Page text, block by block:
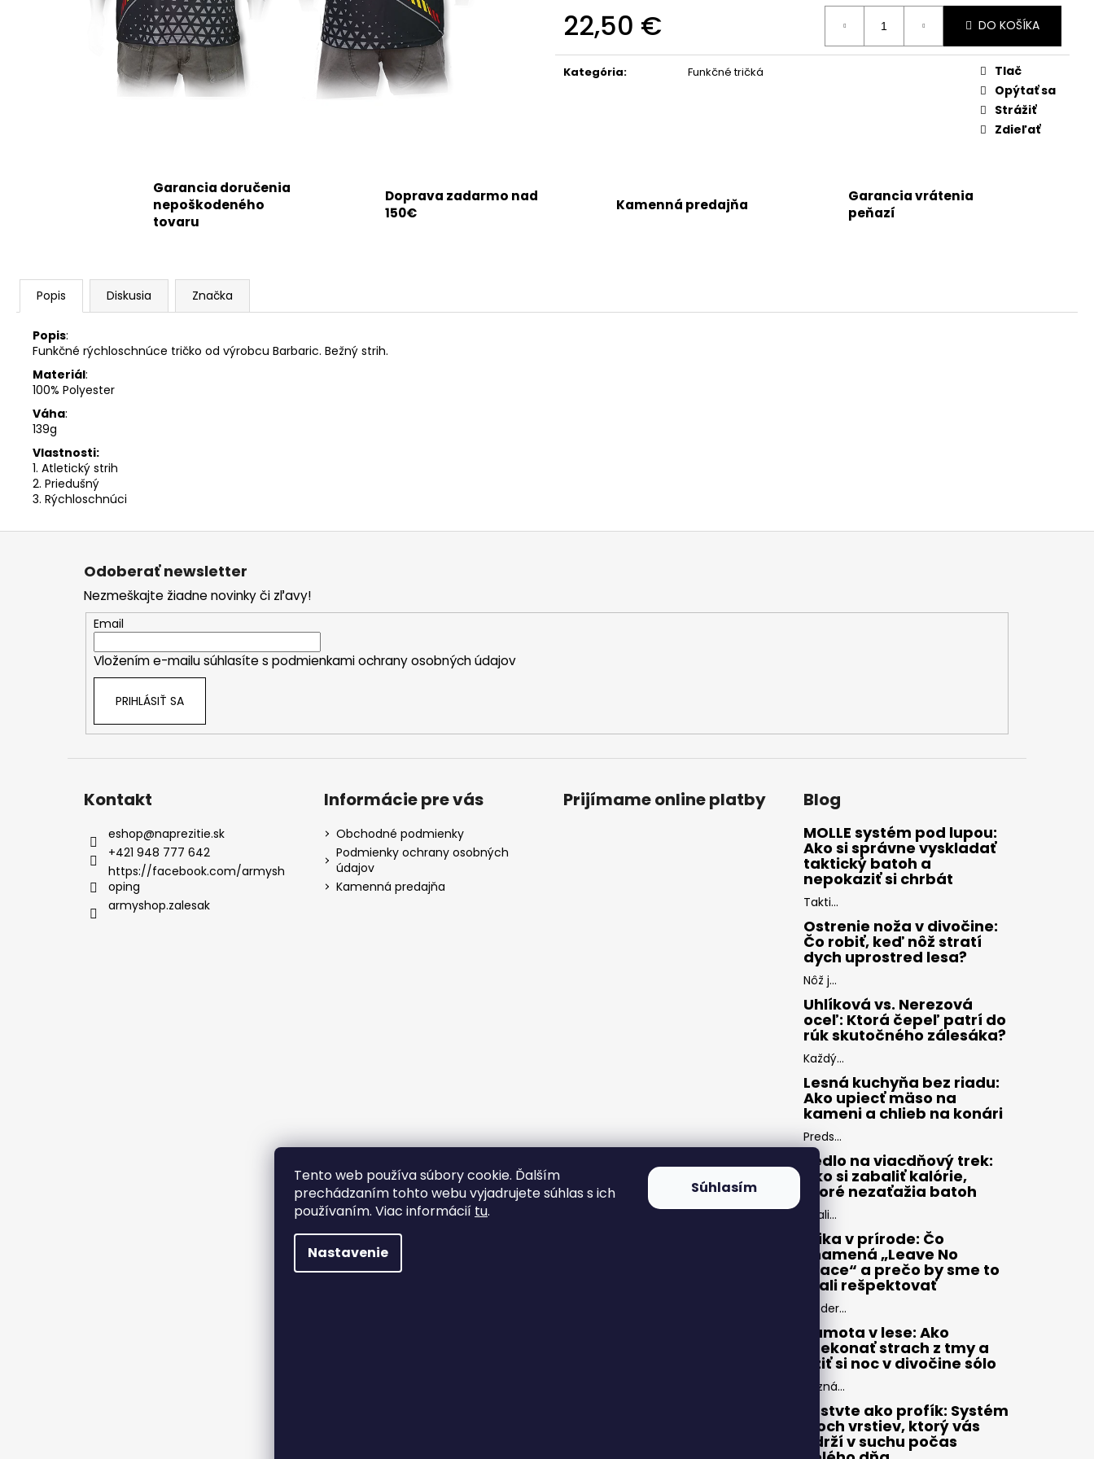
Tento web používa súbory cookie. Ďalším
prechádzaním tohto webu vyjadrujete súhlas s ich
používaním. Viac informácií tu.
Nastavenie
Súhlasím
22,50 €
cena:
DO KOŠÍKA
Kategória: Funkčné tričká
Tlač
Opýtať sa
Strážiť
Zdieľať
Garancia doručenia
nepoškodeného
tovaru
Doprava zadarmo nad
150€
Kamenná predajňa
Garancia vrátenia
peňazí
Popis Diskusia Značka
Popis:
Funkčné rýchloschnúce tričko od výrobcu Barbaric. Bežný strih.
Materiál:
100% Polyester
Váha:
139g
Vlastnosti:
1. Atletický strih
2. Priedušný
3. Rýchloschnúci
Z
Odoberať newsletter
Nezmeškajte žiadne novinky či zľavy!
Email
Vložením e-mailu súhlasíte s podmienkami ochrany osobných údajov
PRIHLÁSIŤ SA
Kontakt
eshop@naprezitie.sk
+421 948 777 642
https://facebook.com/armysh
oping
armyshop.zalesak
Informácie pre vás
Obchodné podmienky
Podmienky ochrany osobných
údajov
Kamenná predajňa
Prijímame online platby Blog
MOLLE systém pod lupou:
Ako si správne vyskladať
taktický batoh a
nepokaziť si chrbát
Takti...
Ostrenie noža v divočine:
Čo robiť, keď nôž stratí
dych uprostred lesa?
Nôž j...
Uhlíková vs. Nerezová
oceľ: Ktorá čepeľ patrí do
rúk skutočného zálesáka?
Každý...
Lesná kuchyňa bez riadu:
Ako upiecť mäso na
kameni a chlieb na konári
Preds...
Jedlo na viacdňový trek:
Ako si zabaliť kalórie,
ktoré nezaťažia batoh
Zbali...
Etika v prírode: Čo
znamená „Leave No
Trace“ a prečo by sme to
mali rešpektovať
Moder...
Samota v lese: Ako
prekonať strach z tmy a
užiť si noc v divočine sólo
Pozná...
Vrstvte ako profík: Systém
troch vrstiev, ktorý vás
udrží v suchu počas